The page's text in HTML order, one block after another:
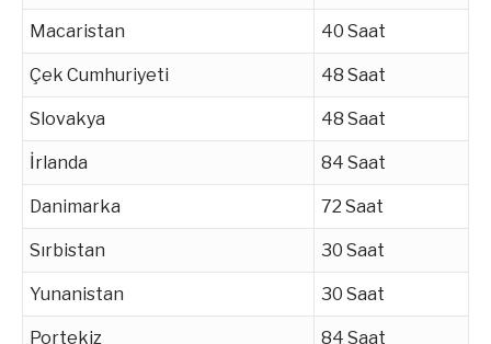
Macaristan 40 Saat
Çek Cumhuriyeti 48 Saat
Slovakya 48 Saat
İrlanda 84 Saat
Danimarka 72 Saat
Sırbistan 30 Saat
Yunanistan 30 Saat
Portekiz 84 Saat